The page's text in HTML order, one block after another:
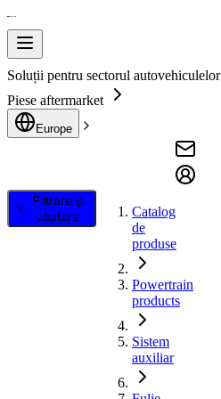
Soluții pentru sectorul autovehiculelor
Piese aftermarket
Europe
Filtrare și
căutare
Catalog
de
produse
Powertrain
products
Sistem
auxiliar